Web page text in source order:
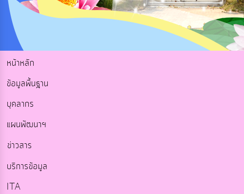
หน้าหลัก
ข้อมูลพื้นฐาน
บุคลากร
แผนพัฒนาฯ
ข่าวสาร
บริการข้อมูล
ITA